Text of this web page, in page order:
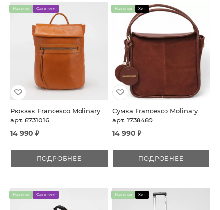
Новинка Советуем
Рюкзак Francesco Molinary
арт. 8731016
14 990 ₽
ПОДРОБНЕЕ
Новинка Хит
Сумка Francesco Molinary
арт. 1738489
14 990 ₽
ПОДРОБНЕЕ
Новинка Советуем Новинка Хит